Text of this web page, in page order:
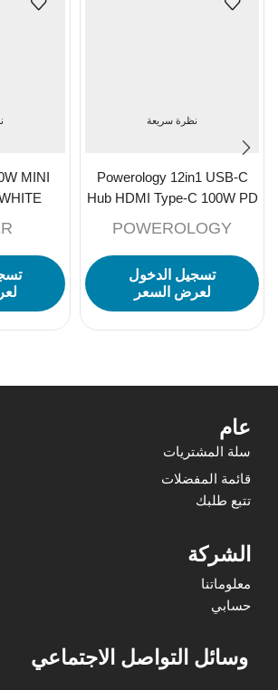
نظرة سريعة
Powerology 12in1 USB-C
Hub HDMI Type-C 100W PD
Ethernet VGA USB SD
POWEROLOGY
تسجيل الدخول
لعرض السعر
MINI
عام
سلة المشتريات
قائمة المفضلات
تتبع طلبك
الشركة
معلوماتنا
حسابي
وسائل التواصل الاجتماعي